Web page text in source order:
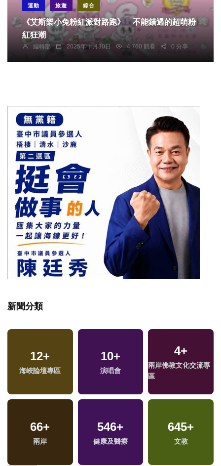
運動 旅遊 綜合
《艾斯樂小兔粉紅派對路跑》 不能錯過的超萌粉
紅狂潮
編輯部 2025年十月30日 4,760 觀看 0 分享
新聞分類
12+
海峽論壇專區
10+
演唱會
4+
兩岸佛教文化交流專
區
66+
兩岸
546+
健康及醫療
645+
文教